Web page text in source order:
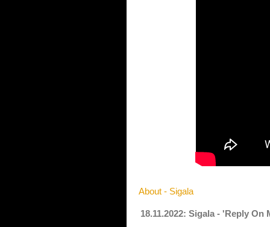
About - Sigala
18.11.2022: Sigala - 'Reply